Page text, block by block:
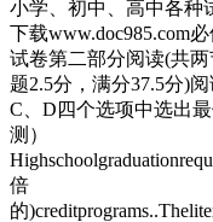
小学、初中、高中各种
下载www.doc985.com
试卷第二部分阅读(共
题2.5分，满分37.5分)
C、D四个选项中选出
测）
倍
的